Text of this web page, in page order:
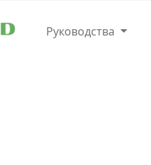
Руководства